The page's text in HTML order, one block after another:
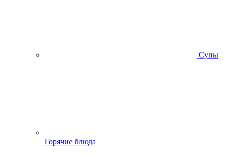
Супы
Горячие блюда